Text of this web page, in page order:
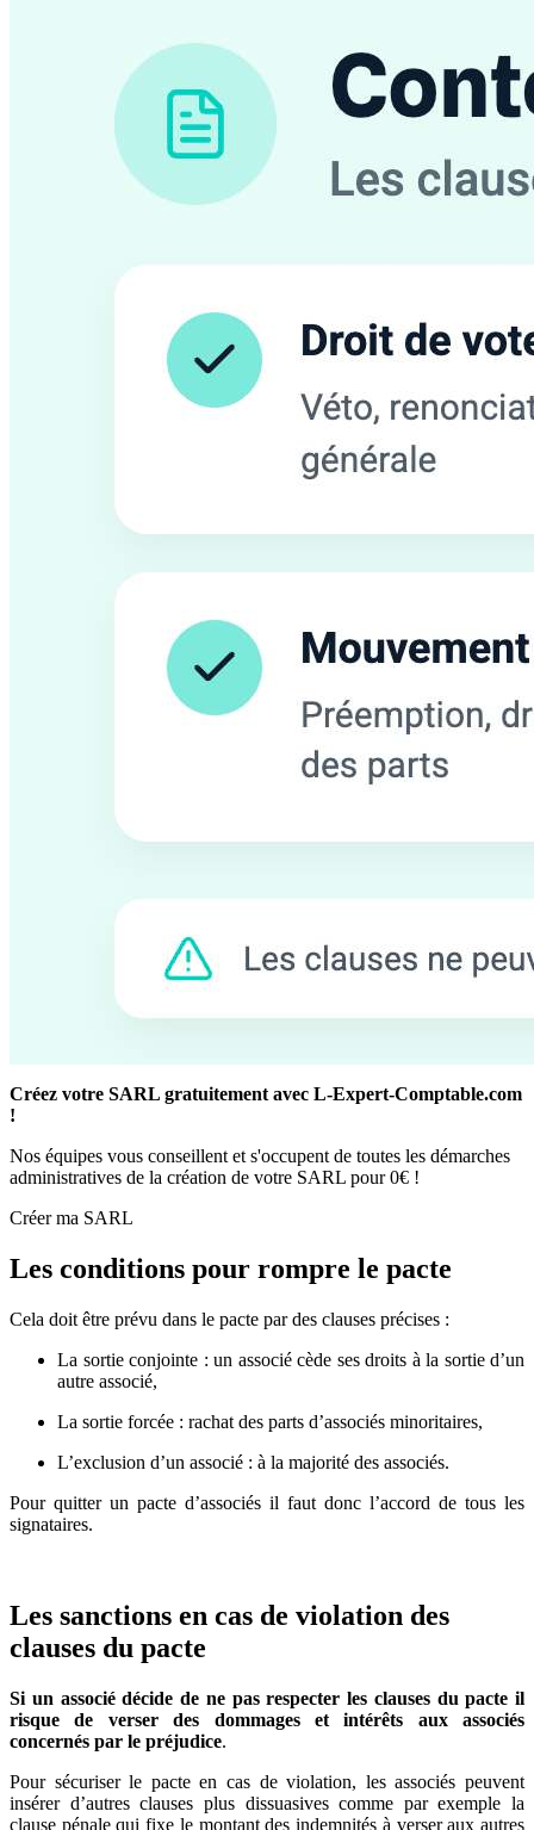
Créez votre SARL gratuitement avec L-Expert-Comptable.com
!
Nos équipes vous conseillent et s'occupent de toutes les démarches
administratives de la création de votre SARL pour 0€ !
Créer ma SARL
Les conditions pour rompre le pacte
Cela doit être prévu dans le pacte par des clauses précises :
La sortie conjointe : un associé cède ses droits à la sortie d’un
autre associé,
La sortie forcée : rachat des parts d’associés minoritaires,
L’exclusion d’un associé : à la majorité des associés.
Pour quitter un pacte d’associés il faut donc l’accord de tous les
signataires.
Les sanctions en cas de violation des
clauses du pacte
Si un associé décide de ne pas respecter les clauses du pacte il
risque de verser des dommages et intérêts aux associés
concernés par le préjudice.
Pour sécuriser le pacte en cas de violation, les associés peuvent
insérer d’autres clauses plus dissuasives comme par exemple la
clause pénale qui fixe le montant des indemnités à verser aux autres